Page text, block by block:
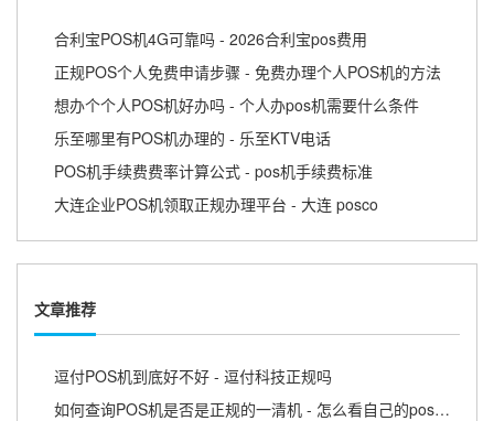
合利宝POS机4G可靠吗 - 2026合利宝pos费用
正规POS个人免费申请步骤 - 免费办理个人POS机的方法
想办个个人POS机好办吗 - 个人办pos机需要什么条件
乐至哪里有POS机办理的 - 乐至KTV电话
POS机手续费费率计算公式 - pos机手续费标准
大连企业POS机领取正规办理平台 - 大连 posco
文章推荐
逗付POS机到底好不好 - 逗付科技正规吗
如何查询POS机是否是正规的一清机 - 怎么看自己的pos机是不是一清机